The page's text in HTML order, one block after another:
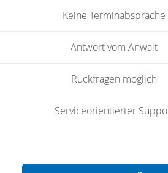
Keine Terminabsprache
Antwort vom Anwalt
Rückfragen möglich
Serviceorientierter